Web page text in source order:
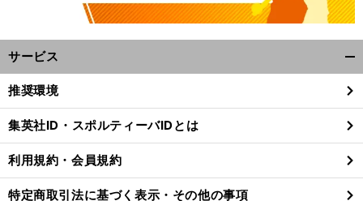
サービス
閉
る
推奨環境
集英社ID・スポルティーバIDとは
利用規約・会員規約
特定商取引法に基づく表示・その他の事項